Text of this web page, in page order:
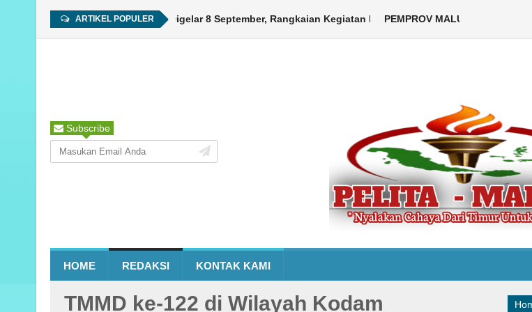
ARTIKEL POPULER
HUT ke-450 Ambon Digelar 8 September, Rangkaian Kegiatan Libatkan ASN hingga Warga
PEMPROV MALUKU DUKUNG
Subscribe
HOME REDAKSI KONTAK KAMI
TMMD ke-122 di Wilayah Kodam